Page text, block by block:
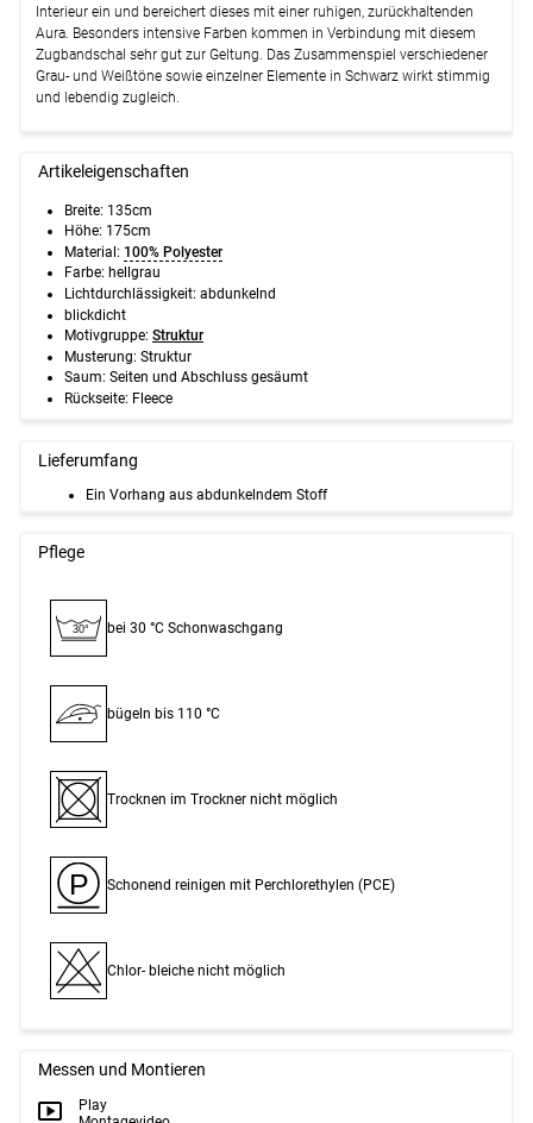
Interieur ein und bereichert dieses mit einer ruhigen, zurückhaltenden
Aura. Besonders intensive Farben kommen in Verbindung mit diesem
Zugbandschal sehr gut zur Geltung. Das Zusammenspiel verschiedener
Grau- und Weißtöne sowie einzelner Elemente in Schwarz wirkt stimmig
und lebendig zugleich.
Artikeleigenschaften
Breite: 135cm
Höhe: 175cm
Material: 100% Polyester
Farbe: hellgrau
Lichtdurchlässigkeit: abdunkelnd
blickdicht
Motivgruppe: Struktur
Musterung: Struktur
Saum: Seiten und Abschluss gesäumt
Rückseite: Fleece
Lieferumfang
Ein Vorhang aus abdunkelndem Stoff
Pflege
30° bei 30 °C Schon­waschgang
bügeln bis 110 °C
Trocknen im Trockner nicht möglich
P Schonend reinigen mit Perchlor­ethylen (PCE)
Chlor- bleiche nicht möglich
Messen und Montieren
Play